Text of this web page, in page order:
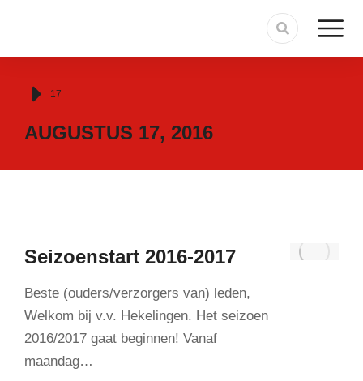
Je bent hier:
17
AUGUSTUS 17, 2016
Seizoenstart 2016-2017
Beste (ouders/verzorgers van) leden,
Welkom bij v.v. Hekelingen. Het seizoen
2016/2017 gaat beginnen! Vanaf
maandag…